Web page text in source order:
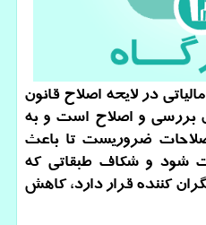
در لایحه اصلاح قانون
بررسی و اصلاح است و به
ضروریست تا باعث
شود و شكاف طبقاتی كه
كننده قرار دارد، كاهش